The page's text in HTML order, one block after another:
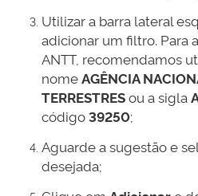
Utilizar a barra lateral
adicionar um filtro. Para
ANTT, recomendamos
nomeAGÊNCIA
TERRESTRESou a sigla
código39250;
Aguarde a sugestão e
desejada;